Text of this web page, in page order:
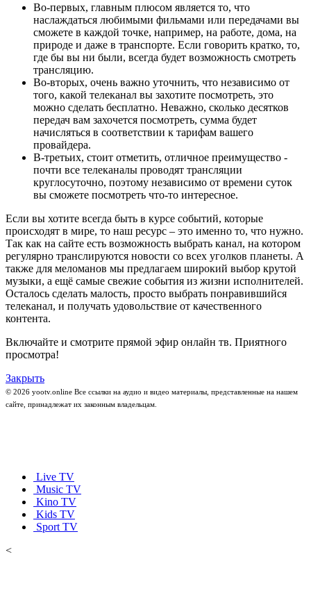
Во-первых, главным плюсом является то, что
наслаждаться любимыми фильмами или передачами вы
сможете в каждой точке, например, на работе, дома, на
природе и даже в транспорте. Если говорить кратко, то,
где бы вы ни были, всегда будет возможность смотреть
трансляцию.
Во-вторых, очень важно уточнить, что независимо от
того, какой телеканал вы захотите посмотреть, это
можно сделать бесплатно. Неважно, сколько десятков
передач вам захочется посмотреть, сумма будет
начисляться в соответствии к тарифам вашего
провайдера.
В-третьих, стоит отметить, отличное преимущество -
почти все телеканалы проводят трансляции
круглосуточно, поэтому независимо от времени суток
вы сможете посмотреть что-то интересное.
Если вы хотите всегда быть в курсе событий, которые
происходят в мире, то наш ресурс – это именно то, что нужно.
Так как на сайте есть возможность выбрать канал, на котором
регулярно транслируются новости со всех уголков планеты. А
также для меломанов мы предлагаем широкий выбор крутой
музыки, а ещё самые свежие события из жизни исполнителей.
Осталось сделать малость, просто выбрать понравившийся
телеканал, и получать удовольствие от качественного
контента.
Включайте и смотрите прямой эфир онлайн тв. Приятного
просмотра!
Закрыть
© 2026 yootv.online Все ссылки на аудио и видео материалы, представленные на нашем
сайте, принадлежат их законным владельцам.
Live TV
Music TV
Kino TV
Kids TV
Sport TV
<